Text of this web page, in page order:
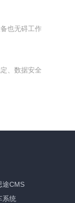
也无碍工作
、数据安全
途CMS
系统